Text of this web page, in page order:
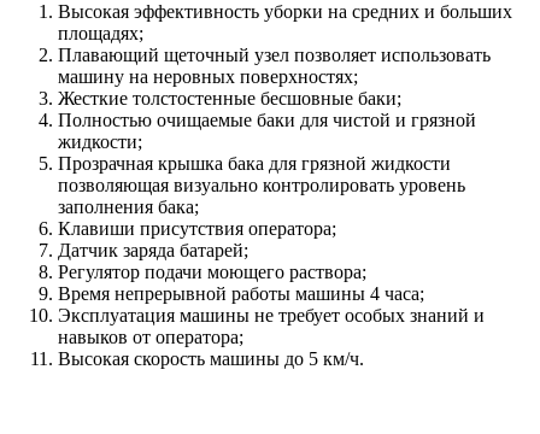
Высокая эффективность уборки на средних и больших
площадях;
Плавающий щеточный узел позволяет использовать
машину на неровных поверхностях;
Жесткие толстостенные бесшовные баки;
Полностью очищаемые баки для чистой и грязной
жидкости;
Прозрачная крышка бака для грязной жидкости
позволяющая визуально контролировать уровень
заполнения бака;
Клавиши присутствия оператора;
Датчик заряда батарей;
Регулятор подачи моющего раствора;
Время непрерывной работы машины 4 часа;
Эксплуатация машины не требует особых знаний и
навыков от оператора;
Высокая скорость машины до 5 км/ч.